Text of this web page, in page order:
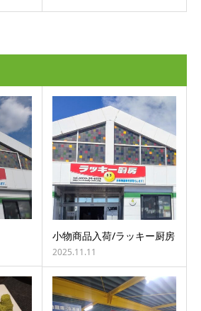
小物商品入荷/ラッキー厨房
2025.11.11